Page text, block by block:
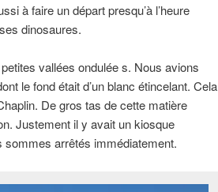
à faire un départ presqu’à l’heure
dinosaures.
vallées ondulée s. Nous avions
le fond était d’un blanc étincelant. Cela
De gros tas de cette matière
Justement il y avait un kiosque
sommes arrêtés immédiatement.